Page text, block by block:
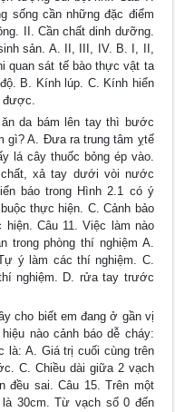
sống cần những đặc điểm
II. Cần chất dinh dưỡng.
sản. A. II, III, IV. B. I, II,
quan sát tế bào thực vật ta
B. Kính lúp. C. Kính hiển
được.
da bám lên tay thì bước
gì? A. Đưa ra trung tâm ỵtế
lá cây thuốc bỏng ép vào.
xả tay dưới vòi nước
báo trong Hình 2.1 có ý
thực hiện. C. Cảnh bảo
Câu 11. Việc làm nào
trong phòng thí nghiệm A.
ý làm các thí nghiệm. C.
nghiệm. D. rửa tay trước
cho biết em đang ở gần vị
nào cảnh báo dễ cháy:
là: A. Giá trị cuối cùng trên
C. Chiều dài giữa 2 vạch
đều sai. Câu 15. Trên một
30cm. Từ vạch số 0 đến